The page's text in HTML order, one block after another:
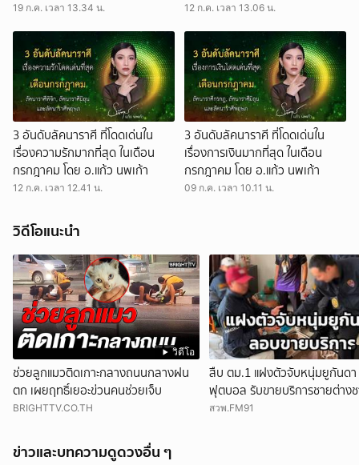
19 ก.ค. เวลา 13.34 น. 12 ก.ค. เวลา 13.06 น.
3 อันดับลัคนาราศี ที่โดดเด่นใน
เรื่องความรักมากที่สุด ในเดือน
กรกฎาคม โดย อ.แก้ว นพเก้า
12 ก.ค. เวลา 12.41 น.
3 อันดับลัคนาราศี ที่โดดเด่นใน
เรื่องการเงินมากที่สุด ในเดือน
กรกฎาคม โดย อ.แก้ว นพเก้า
09 ก.ค. เวลา 10.11 น.
วิดีโอแนะนำ
วิดีโอ
ช่วยลูกแมวติดเกาะกลางถนนกลางฝน
ตก เผยฤทธิ์เยอะข่วนคนช่วยเจ็บ
BRIGHTTV.CO.TH
สืบ ตม.1 แฝงตัวจับหนุ่มยูกันด
ฟุตบอล รับขายบริการชายต่าง
แอปหาคู่ พบอยู่เกินกำหนดอนุ
สวพ.FM91
ข่าวและบทความดูดวงอื่น ๆ